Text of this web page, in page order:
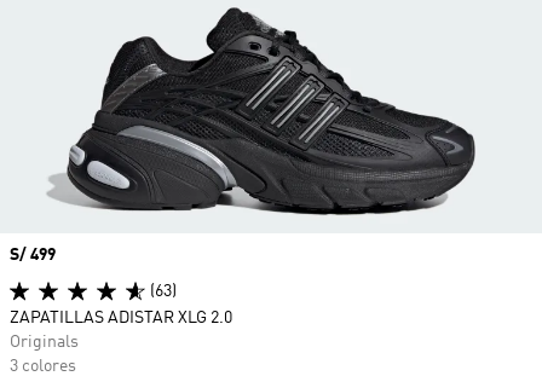
Precio
S/ 499
(63)
ZAPATILLAS ADISTAR XLG 2.0
Originals
3 colores